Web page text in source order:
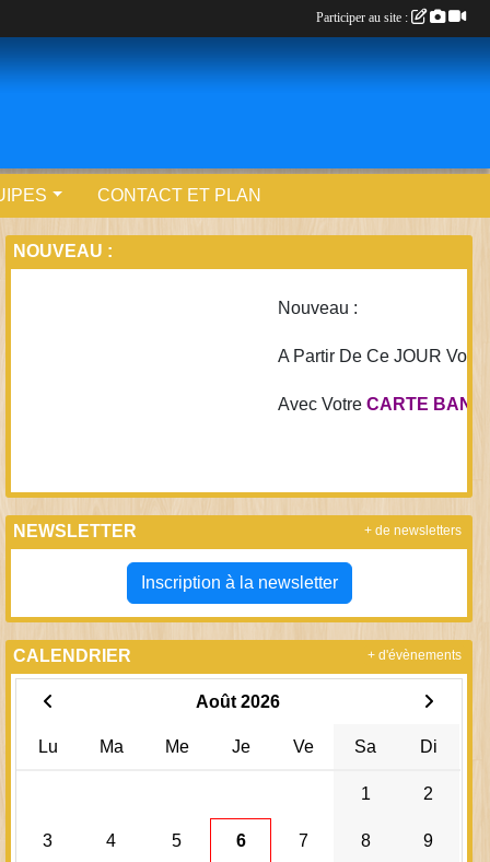
CONTACT ET PLAN
NOUVEAU :
Nouveau :
A Partir De Ce JOUR Vous
Avec VotreCARTE
NEWSLETTER
Inscription à la newsletter
+ de newsletters
CALENDRIER
Août 2026
Lu Ma Me Je Ve Sa Di
1 2
3 4 5 6 7 8 9
+ d'évènements
Participer au site :